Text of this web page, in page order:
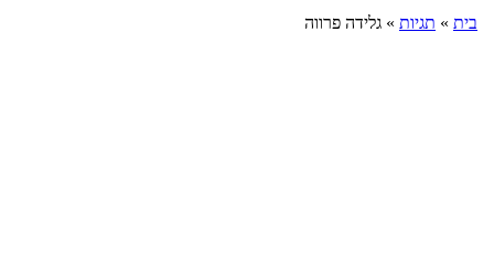
בית » תגיות » גלידה פרווה